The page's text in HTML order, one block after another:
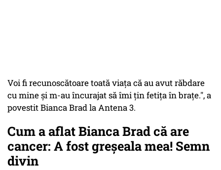
Voi fi recunoscătoare toată viața că au avut răbdare
cu mine și m-au încurajat să îmi țin fetița în brațe.", a
povestit Bianca Brad la Antena 3.
Cum a aflat Bianca Brad că are
cancer: A fost greşeala mea! Semn
divin